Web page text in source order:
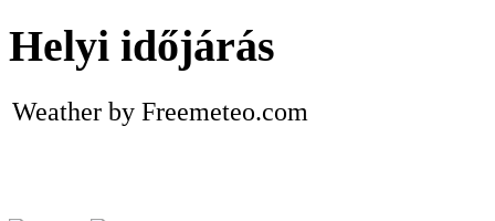
Helyi időjárás
Weather by Freemeteo.com